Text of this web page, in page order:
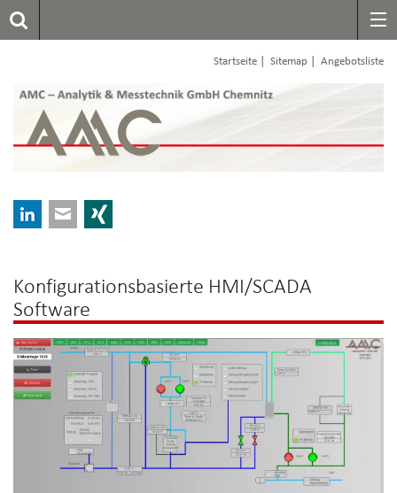
Startseite Sitemap Angebotsliste
LinkedInE-mail
Konfigurationsbasierte HMI/SCADA
Software